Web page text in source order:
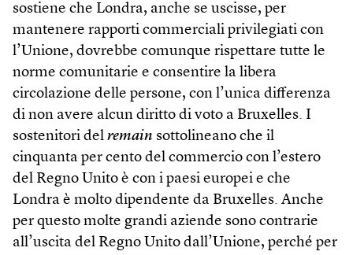
sostiene che Londra, anche se uscisse, per
mantenere rapporti commerciali privilegiati con
l’Unione, dovrebbe comunque rispettare tutte le
norme comunitarie e consentire la libera
circolazione delle persone, con l’unica differenza
di non avere alcun diritto di voto a Bruxelles. I
sostenitori del remain sottolineano che il
cinquanta per cento del commercio con l’estero
del Regno Unito è con i paesi europei e che
Londra è molto dipendente da Bruxelles. Anche
per questo molte grandi aziende sono contrarie
all’uscita del Regno Unito dall’Unione, perché per